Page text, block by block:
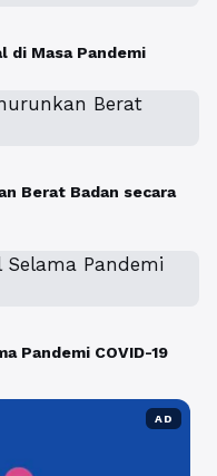
di Masa Pandemi
Berat Badan secara
Pandemi COVID-19
AD